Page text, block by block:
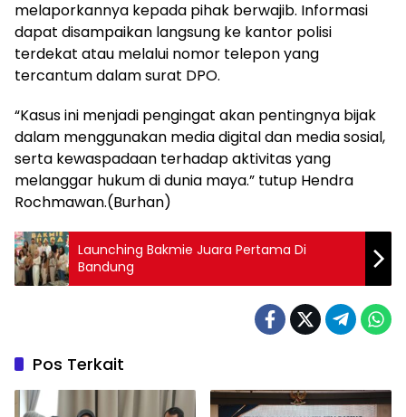
melaporkannya kepada pihak berwajib. Informasi
dapat disampaikan langsung ke kantor polisi
terdekat atau melalui nomor telepon yang
tercantum dalam surat DPO.
“Kasus ini menjadi pengingat akan pentingnya bijak
dalam menggunakan media digital dan media sosial,
serta kewaspadaan terhadap aktivitas yang
melanggar hukum di dunia maya.” tutup Hendra
Rochmawan.(Burhan)
Launching Bakmie Juara Pertama Di
Bandung
Pos Terkait